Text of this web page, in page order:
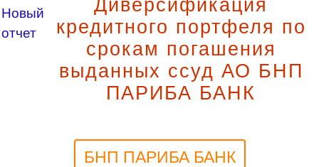
Новый
отчет
Диверсификация
кредитного портфеля по
срокам погашения
выданных ссуд АО БНП
ПАРИБА БАНК
БНП ПАРИБА БАНК